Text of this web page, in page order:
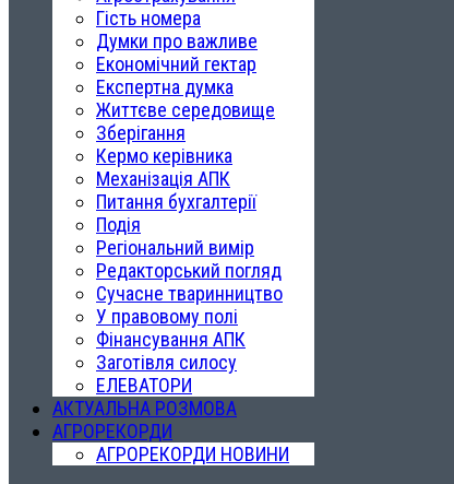
Гість номера
Думки про важливе
Економічний гектар
Експертна думка
Життєве середовище
Зберігання
Кермо керівника
Механізація АПК
Питання бухгалтерії
Подія
Регіональний вимір
Редакторський погляд
Сучасне тваринництво
У правовому полі
Фінансування АПК
Заготівля силосу
ЕЛЕВАТОРИ
АКТУАЛЬНА РОЗМОВА
АГРОРЕКОРДИ
АГРОРЕКОРДИ НОВИНИ